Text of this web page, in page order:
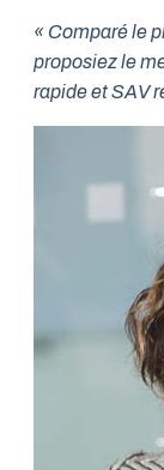
« Comparé le
proposiez le
rapide et SAV